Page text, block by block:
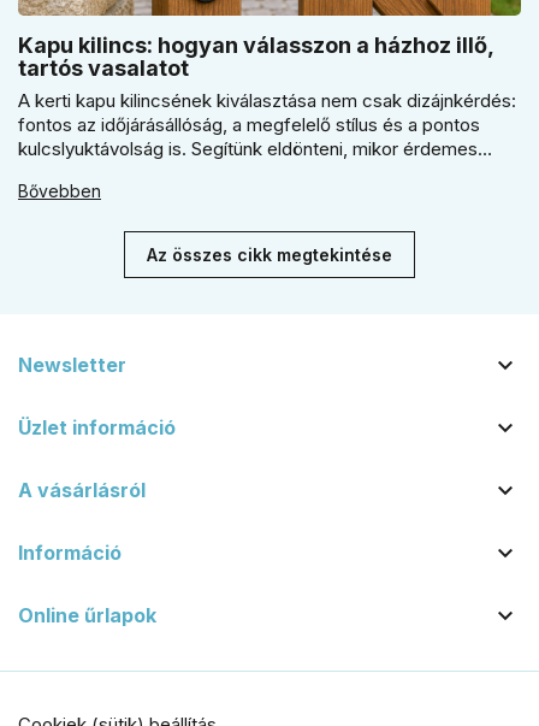
Kapu kilincs: hogyan válasszon a házhoz illő,
tartós vasalatot
A kerti kapu kilincsének kiválasztása nem csak dizájnkérdés:
fontos az időjárásállóság, a megfelelő stílus és a pontos
kulcslyuktávolság is. Segítünk eldönteni, mikor érdemes
kilincs + gomb megoldást választani.
Bővebben
Az összes cikk megtekintése
Newsletter 
Üzlet információ 
A vásárlásról 
Információ 
Online űrlapok 